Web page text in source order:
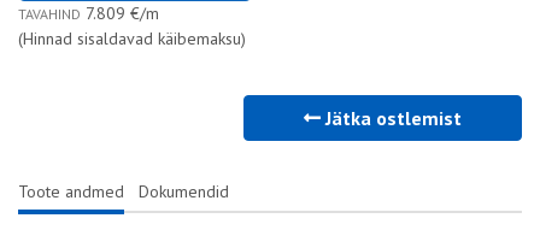
TAVAHIND 7.809 €/m
(Hinnad sisaldavad käibemaksu)
Jätka ostlemist
Toote andmed Dokumendid